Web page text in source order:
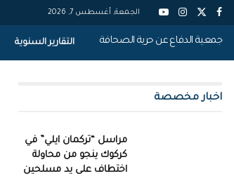
الجمعة, أغسطس 7, 2026
جمعية الدفاع عن حرية الصحافة التقارير السنوية
اخبار مخصصة
مراسل “تركمان ايلي” في
كركوك ينجو من محاولة
اختطاف على يد مسلحين